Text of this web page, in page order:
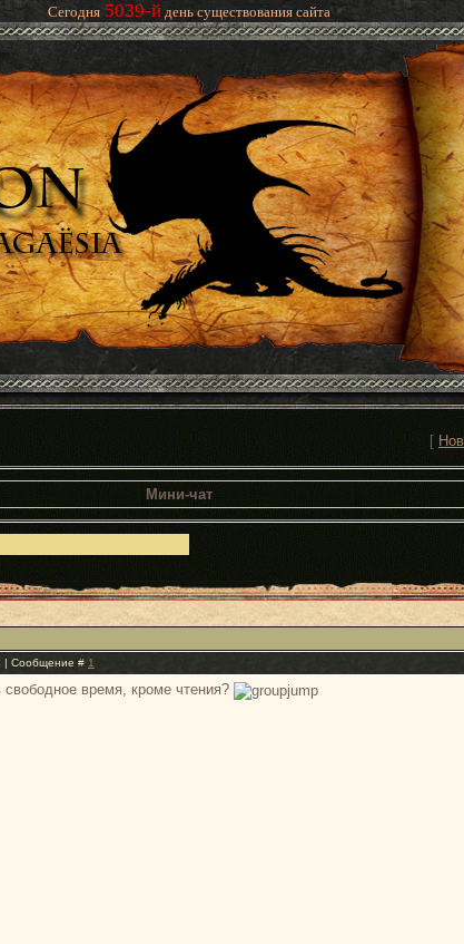
Сегодня 5039-й день существования сайта
[
Мини-чат
| Сообщение # 1
время, кроме чтения?